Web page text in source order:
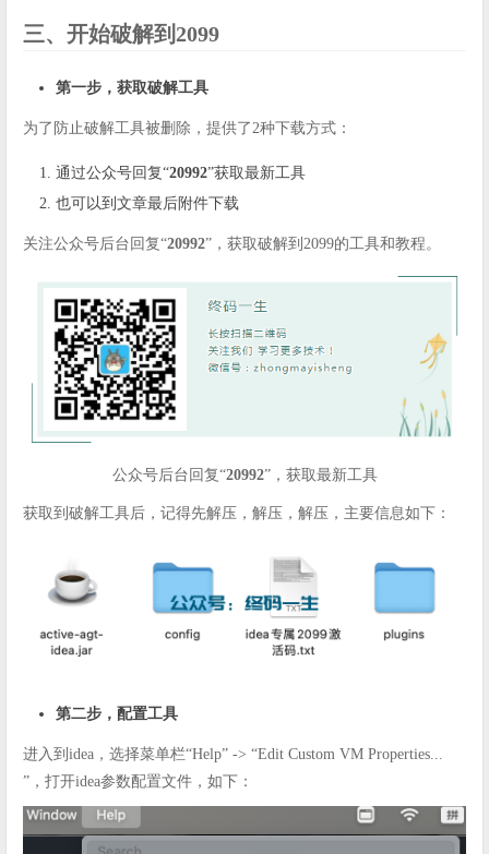
三、开始破解到2099
第一步，获取破解工具
为了防止破解工具被删除，提供了2种下载方式：
通过公众号回复“20992”获取最新工具
也可以到文章最后附件下载
关注公众号后台回复“20992”，获取破解到2099的工具和教程。
公众号后台回复“20992”，获取最新工具
获取到破解工具后，记得先解压，解压，解压，主要信息如下：
第二步，配置工具
进入到idea，选择菜单栏“Help” -> “Edit Custom VM Properties...
”，打开idea参数配置文件，如下：